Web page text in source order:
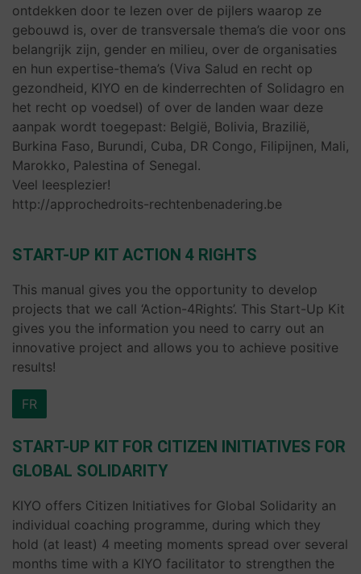
ontdekken door te lezen over de pijlers waarop ze
gebouwd is, over de transversale thema’s die voor ons
belangrijk zijn, gender en milieu, over de organisaties
en hun expertise-thema’s (Viva Salud en recht op
gezondheid, KIYO en de kinderrechten of Solidagro en
het recht op voedsel) of over de landen waar deze
aanpak wordt toegepast: België, Bolivia, Brazilië,
Burkina Faso, Burundi, Cuba, DR Congo, Filipijnen, Mali,
Marokko, Palestina of Senegal.
Veel leesplezier!
http://approchedroits-rechtenbenadering.be
START-UP KIT ACTION 4 RIGHTS
This manual gives you the opportunity to develop
projects that we call ‘Action-4Rights’. This Start-Up Kit
gives you the information you need to carry out an
innovative project and allows you to achieve positive
results!
FR
START-UP KIT FOR CITIZEN INITIATIVES FOR
GLOBAL SOLIDARITY
KIYO offers Citizen Initiatives for Global Solidarity an
individual coaching programme, during which they
hold (at least) 4 meeting moments spread over several
months time with a KIYO facilitator to strengthen the